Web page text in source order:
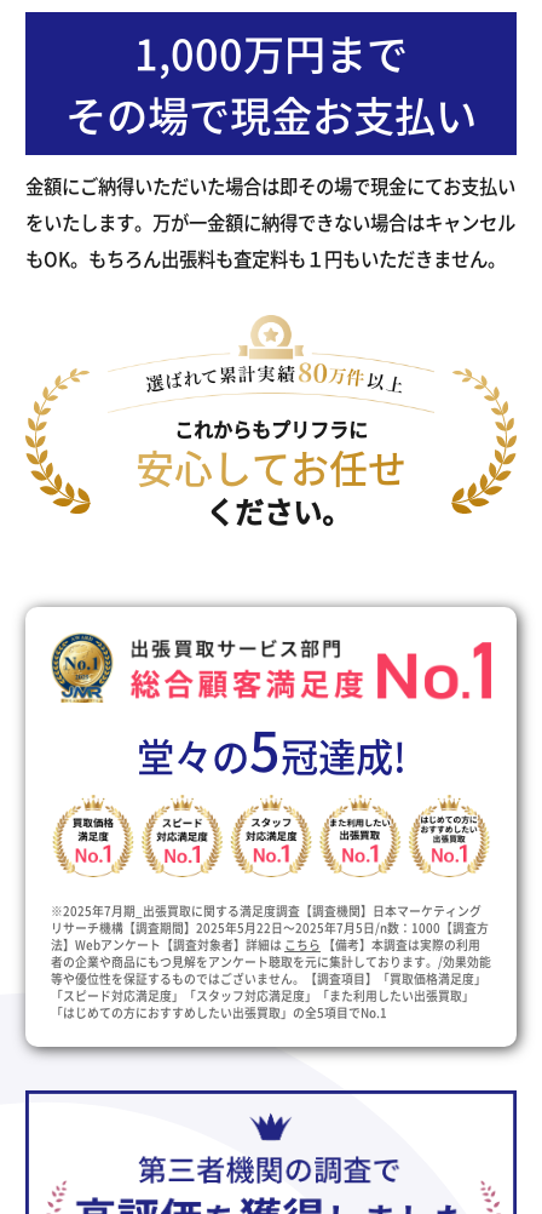
1,000万円まで
その場で現金お支払い
金額にご納得いただいた場合は即その場で現金にてお支払い
をいたします。万が一金額に納得できない場合はキャンセル
もOK。もちろん出張料も査定料も１円もいただきません。
これからもプリフラに
安心してお任せ
ください。
堂々の5冠達成!
※2025年7月期_出張買取に関する満足度調査【調査機関】日本マーケティング
リサーチ機構【調査期間】2025年5月22日～2025年7月5日/n数：1000【調査方
法】Webアンケート【調査対象者】詳細は こちら
【備考】本調査は実際の利用
者の企業や商品にもつ見解をアンケート聴取を元に集計しております。/効果効能
等や優位性を保証するものではございません。【調査項目】「買取価格満足度」
「スピード対応満足度」「スタッフ対応満足度」「また利用したい出張買取」
「はじめての方におすすめしたい出張買取」の全5項目でNo.1